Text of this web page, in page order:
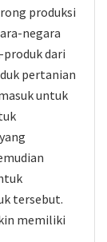
produksi
negara
dari
pertanian
untuk
tersebut.
memiliki